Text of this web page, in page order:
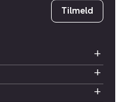
Tilmeld